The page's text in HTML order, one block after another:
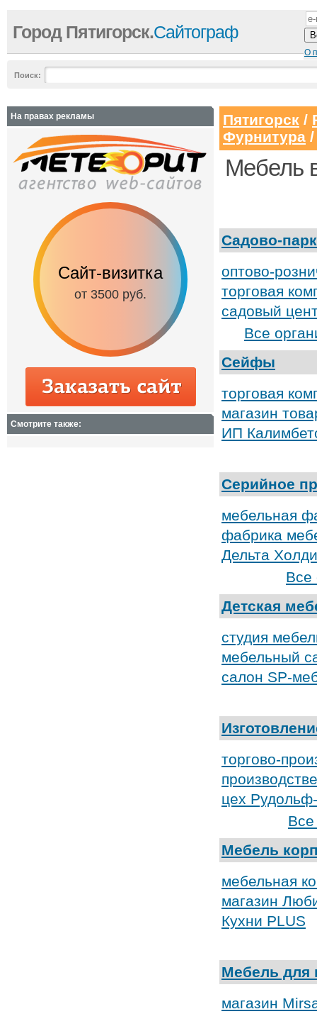
О
Город Пятигорск.Сайтограф
Поиск:
Пятигорск /
Фурнитура
Мебель
Садово-
оптово-
торговая
садовый
Все
Сейфы
торговая
магазин
ИП
Серийное
мебельная
фабрика
Дельта
Все
Детская
студия
мебельный
салон SP-
торгово-
цех
Все
Мебель
мебельная
магазин
Кухни PLUS
Мебель для
магазин
На правах рекламы
Сайт-визитка
от 3500 руб.
Сайт с
от 6500 руб.
Смотрите также: